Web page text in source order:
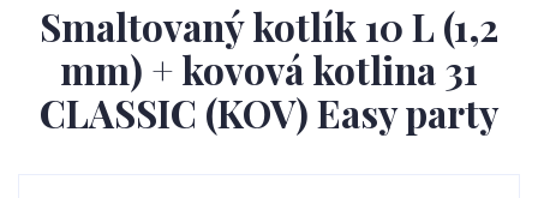
Smaltovaný kotlík 10 L (1,2
mm) + kovová kotlina 31
CLASSIC (KOV) Easy party